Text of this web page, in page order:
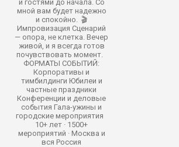
и гостями до начала. Со
мной вам будет надежно
и спокойно. 🎬
Импровизация Сценарий
— опора, не клетка. Вечер
живой, и я всегда готов
почувствовать момент.
ФОРМАТЫ СОБЫТИЙ:
Корпоративы и
тимбилдинги Юбилеи и
частные праздники
Конференции и деловые
события Гала-ужины и
городские мероприятия
10+ лет · 1500+
мероприятий · Москва и
вся Россия